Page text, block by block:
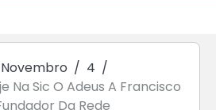
Novembro
4
Na Sic O Adeus A Francisco
Da Rede